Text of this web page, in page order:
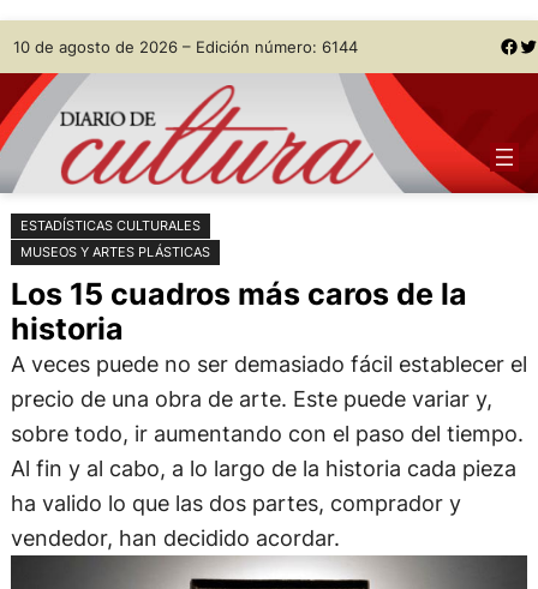
Saltar
al
contenido
Skip
to
content
10 de agosto de 2026 – Edición número: 6144 Facebook Twitter
ESTADÍSTICAS CULTURALES
MUSEOS Y ARTES PLÁSTICAS
Los 15 cuadros más caros de la
historia
A veces puede no ser demasiado fácil establecer el
precio de una obra de arte. Este puede variar y,
sobre todo, ir aumentando con el paso del tiempo.
Al fin y al cabo, a lo largo de la historia cada pieza
ha valido lo que las dos partes, comprador y
vendedor, han decidido acordar.